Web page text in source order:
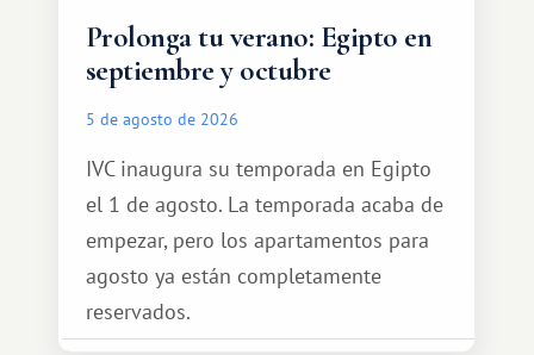
Prolonga tu verano: Egipto en
septiembre y octubre
5 de agosto de 2026
IVC inaugura su temporada en Egipto
el 1 de agosto. La temporada acaba de
empezar, pero los apartamentos para
agosto ya están completamente
reservados.